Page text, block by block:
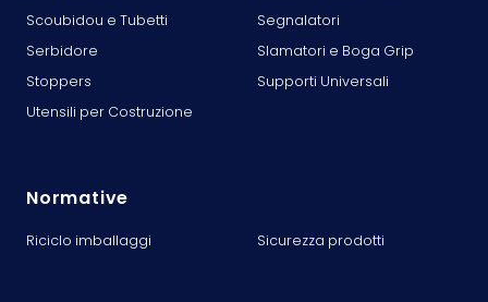
Scoubidou e Tubetti
Segnalatori
Serbidore
Slamatori e Boga Grip
Stoppers
Supporti Universali
Utensili per Costruzione
Normative
Riciclo imballaggi Sicurezza prodotti